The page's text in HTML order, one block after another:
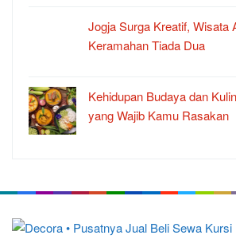
Jogja Surga Kreatif, Wisata
Keramahan Tiada Dua
Kehidupan Budaya dan
yang Wajib Kamu Rasakan